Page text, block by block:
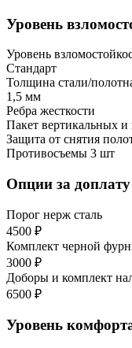
Уровень
Уровень
Стандарт
Толщина стали/
1,5 мм
Ребра жесткости
Пакет вертикальных и
Защита от снятия
Противосъемы 3 шт
Опции за
Порог нерж сталь
4500 ₽
Комплект черной
3000 ₽
Доборы и комплект
6500 ₽
Уровень